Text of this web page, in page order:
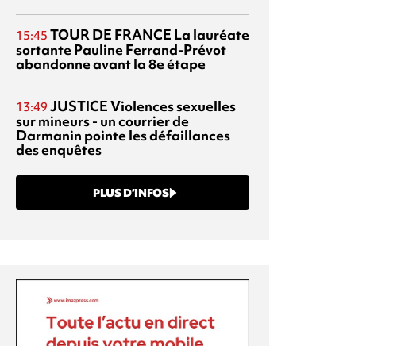
15:45 TOUR DE FRANCE La lauréate
sortante Pauline Ferrand-Prévot
abandonne avant la 8e étape
13:49 JUSTICEViolences sexuelles
sur mineurs - un courrier de
Darmanin pointe les défaillances
des enquêtes
PLUS D’INFOS